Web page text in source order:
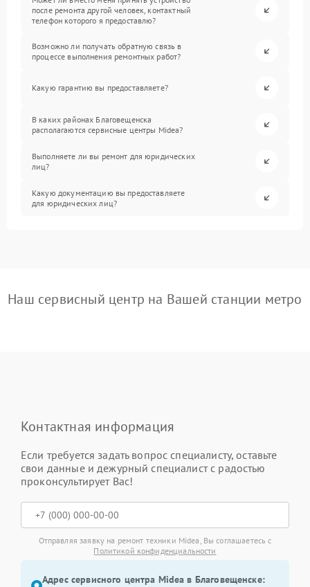
после ремонта другой человек, контактный
телефон которого я предоставлю?
Возможно ли получать обратную связь в
процессе выполнения ремонтных работ?
Какую гарантию вы предоставляете?
В каких районах Благовещенска
располагаются сервисные центры Midea?
Выполняете ли вы ремонт для юридических
лиц?
Какую документацию вы предоставляете
для юридических лиц?
Наш сервисный центр на Вашей станции метро
Контактная информация
Если требуется задать вопрос специалисту, оставьте
свои данные и дежурный специалист с радостью
проконсультирует Вас!
Отправляя заявку на ремонт техники Midea, Вы соглашаетесь с
Политикой конфиденциальности
Адрес сервисного центра Midea в Благовещенске: